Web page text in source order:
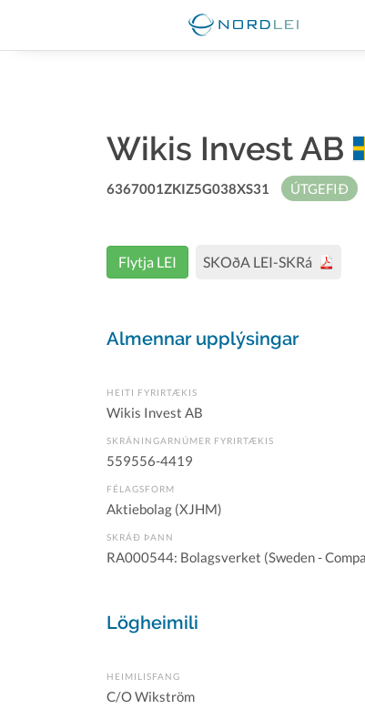
Wikis Invest AB
6367001ZKIZ5G038XS31 ÚTGEFIÐ
Flytja LEI SKOðA LEI-SKRá
Almennar upplýsingar
HEITI FYRIRTÆKIS
Wikis Invest AB
SKRÁNINGARNÚMER FYRIRTÆKIS
559556-4419
FÉLAGSFORM
Aktiebolag (XJHM)
SKRÁÐ ÞANN
RA000544: Bolagsverket (Sweden -
Lögheimili
HEIMILISFANG
C/O Wikström